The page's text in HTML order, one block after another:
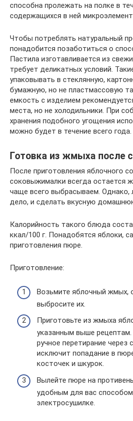
способна пролежать на полке в
содержащихся в ней
Чтобы потреблять натуральный
понадобится позаботиться о
Пастила изготавливается из
требует деликатных условий.
упаковывать в стеклянную,
бумажную, но не пластмассовую
емкость с изделием
места, но не холодильники. При
хранения подобного угощения
можно будет в течение всего года.
Готовка из жмыха после
После приготовления яблочного
соковыжималки всегда остается
чаще всего выбрасываем. Однако,
дело, и сделать вкусную
Калорийность такого блюда
ккал/100 г. Понадобятся яблоки,
приготовления пюре.
Приготовление:
Возьмите яблочный жмых,
выбросите их.
Приготовьте из жмыха
указанным выше
ручное перетирание через
исключит попадание в
косточек и шкурок.
Вылейте пюре на
удобным для вас
электросушилке.